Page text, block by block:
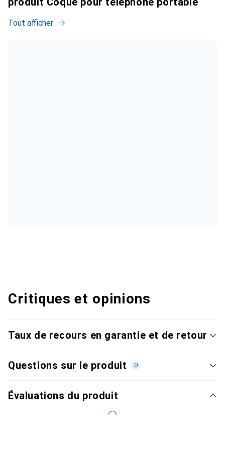
Tout afficher
Critiques et opinions
Taux de recours en garantie et de retour
Questions sur le produit 0
Évaluations du produit